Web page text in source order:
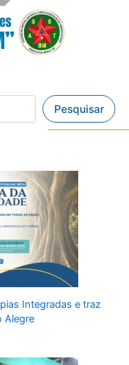
Pesquisar
Integradas e traz
Alegre